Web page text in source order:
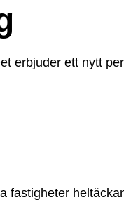
erbjuder ett nytt
fastigheter